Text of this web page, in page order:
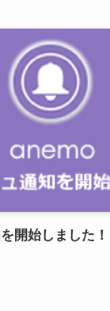
開始しました！